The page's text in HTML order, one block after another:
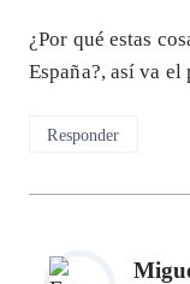
¿Por qué estas
España?, así va
Responder